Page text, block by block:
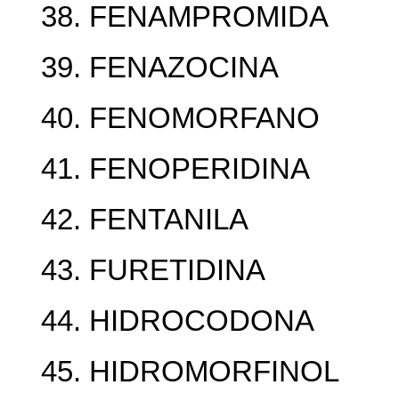
38. FENAMPROMIDA
39. FENAZOCINA
40. FENOMORFANO
41. FENOPERIDINA
42. FENTANILA
43. FURETIDINA
44. HIDROCODONA
45. HIDROMORFINOL